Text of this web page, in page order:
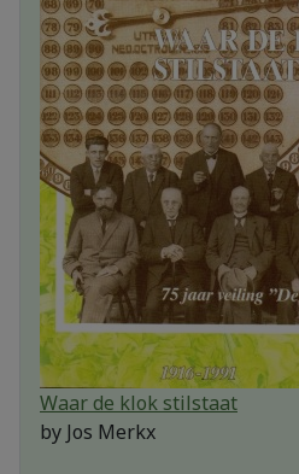
Waar de klok stilstaat
by Jos Merkx